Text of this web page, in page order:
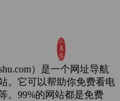
）是一个网址导航
。它可以帮助你免费看电
。99%的网站都是免费